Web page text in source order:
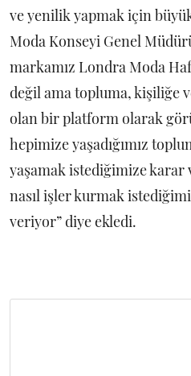
ve yenilik yapmak için
Moda Konseyi Genel
markamız Londra Moda
değil ama topluma, kişiliğe
olan bir platform olarak
hepimize yaşadığımız
yaşamak istediğimize karar
nasıl işler kurmak
veriyor” diye ekledi.